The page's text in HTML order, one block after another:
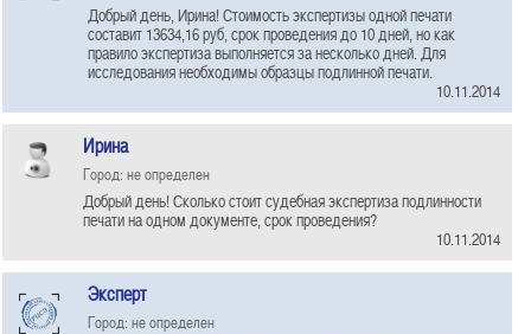
Добрый день, Ирина! Стоимость экспертизы одной печати
составит 13634,16 руб, срок проведения до 10 дней, но как
правило экспертиза выполняется за несколько дней. Для
исследования необходимы образцы подлинной печати.
10.11.2014
Ирина
Город: не определен
Добрый день! Сколько стоит судебная экспертиза подлинности
печати на одном документе, срок проведения?
10.11.2014
Эксперт
Город: не определен